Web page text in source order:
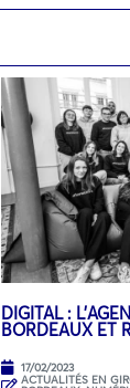
DIGITAL :
BORDEAUX ET
17/02/2023
ACTUALITÉS EN